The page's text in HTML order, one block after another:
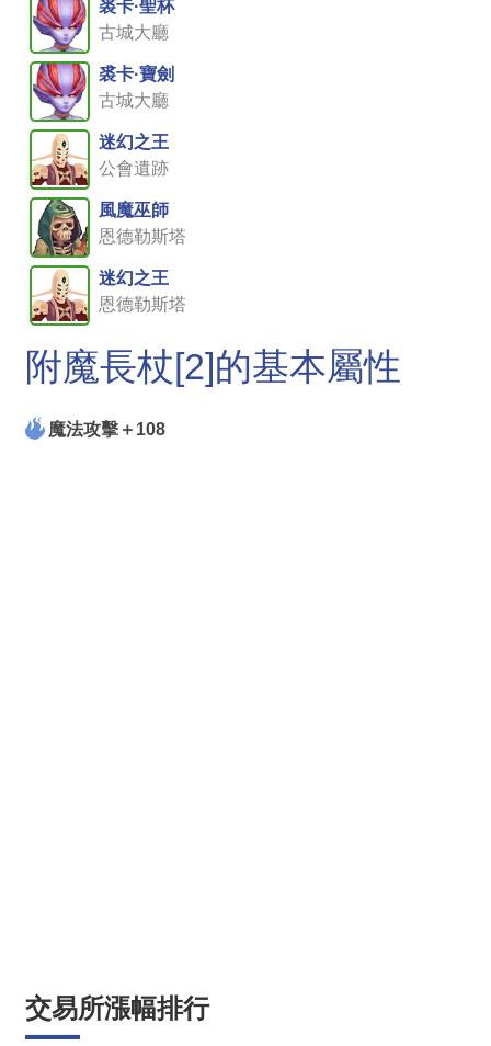
裘卡·聖杯
古城大廳
裘卡·寶劍
古城大廳
迷幻之王
公會遺跡
風魔巫師
恩德勒斯塔
迷幻之王
恩德勒斯塔
附魔長杖[2]的基本屬性
魔法攻擊＋108
交易所漲幅排行